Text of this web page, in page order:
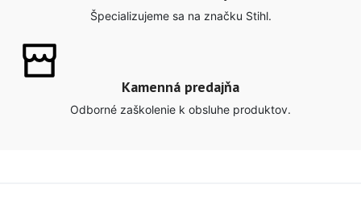
Špecializujeme sa na značku Stihl.
Kamenná predajňa
Odborné zaškolenie k obsluhe produktov.